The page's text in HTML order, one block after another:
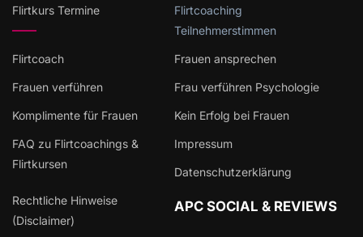
Flirtkurs Termine
Flirtcoaching
Teilnehmerstimmen
Flirtcoach Frauen ansprechen
Frauen verführen Frau verführen Psychologie
Komplimente für Frauen Kein Erfolg bei Frauen
FAQ zu Flirtcoachings &
Flirtkursen
Impressum
Datenschutzerklärung
Rechtliche Hinweise
(Disclaimer)
APC SOCIAL & REVIEWS